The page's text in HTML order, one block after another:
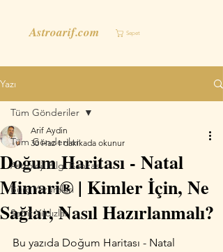
Astroarif.com Sepet
Yazı
Tüm Gönderiler
Astroloji Bilgi Bankası
Burç Yorumları
Sabit Yıldızlar
Tüm Gönderiler
Doğum Haritası - Natal
Mimari® | Kimler İçin, Ne
Sağlar, Nasıl Hazırlanmalı?
Arif Aydin
30 Haz 1 dakikada okunur
Bu yazıda Doğum Haritası - Natal